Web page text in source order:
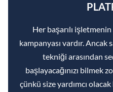
Her başarılı
kampanyası vardır. Ancak
tekniği arasından
başlayacağınızı bilmek
çünkü size yardımcı